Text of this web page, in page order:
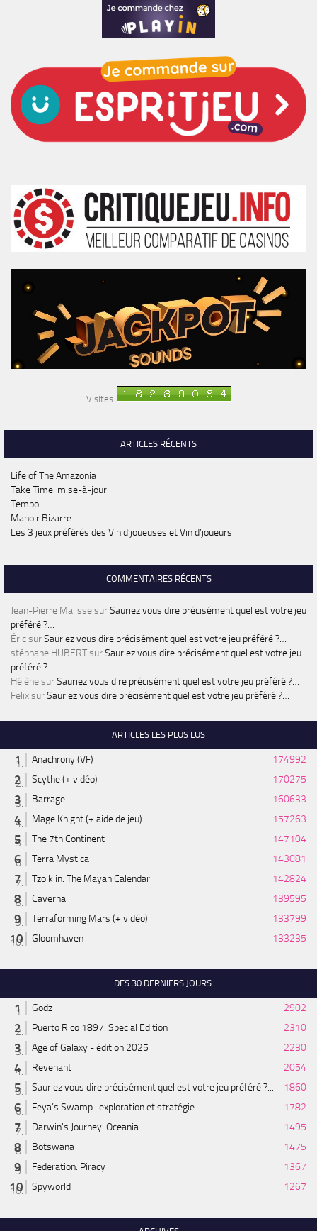
Visites:
ARTICLES RÉCENTS
Life of The Amazonia
Take Time: mise-à-jour
Tembo
Manoir Bizarre
Les 3 jeux préférés des Vin d’joueuses et Vin d’joueurs
COMMENTAIRES RÉCENTS
Jean-Pierre MalissesurSauriez vous dire précisément quel est votre jeu
préféré ?…
ÉricsurSauriez vous dire précisément quel est votre jeu préféré ?…
stéphane HUBERTsurSauriez vous dire précisément quel est votre jeu
préféré ?…
HélènesurSauriez vous dire précisément quel est votre jeu préféré ?…
FelixsurSauriez vous dire précisément quel est votre jeu préféré ?…
ARTICLES LES PLUS LUS
Anachrony (VF)
174992
Scythe (+ vidéo)
170275
Barrage
160633
Mage Knight (+ aide de jeu)
157263
The 7th Continent
147104
Terra Mystica
143081
Tzolk'in: The Mayan Calendar
142824
Caverna
139595
Terraforming Mars (+ vidéo)
133799
Gloomhaven
133235
... DES 30 DERNIERS JOURS
Godz
2902
Puerto Rico 1897: Special Edition
2310
Age of Galaxy - édition 2025
2230
Revenant
2054
Sauriez vous dire précisément quel est votre jeu préféré ?...
1860
Feya’s Swamp : exploration et stratégie
1782
Darwin's Journey: Oceania
1495
Botswana
1475
Federation: Piracy
1367
Spyworld
1267